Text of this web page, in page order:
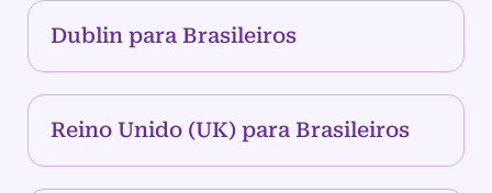
Dublin para Brasileiros
Reino Unido (UK) para Brasileiros